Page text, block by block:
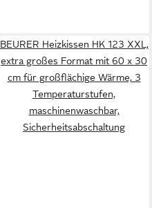
BEURER Heizkissen HK 123 XXL,
extra großes Format mit 60 x 30
cm für großflächige Wärme, 3
Temperaturstufen,
maschinenwaschbar,
Sicherheitsabschaltung